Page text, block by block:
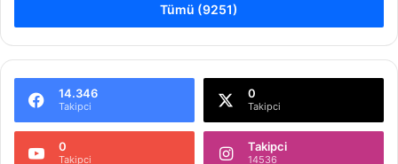
Tümü (9251)
14.346
Takipci
0
Takipci
0
Takipci
Takipci
14536